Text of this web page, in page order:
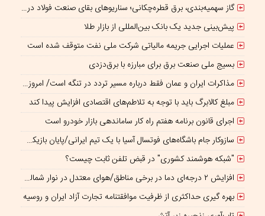
گاز سهمیه‌بندی، برق قطره‌چکانی؛ سناریوهای بقای صنعت فولاد در برزخ ناترازی و ریسک‌های ژئوپلیتیک
پیش‌بینی جدید یک بانک بین‌المللی از بازار طلا
عملیات اجرایی جریمه مالیاتی شرکت ملی نفت متوقف شده است
بسیج ملی صنعت برق برای مبارزه با برق‌دزدی
مذاکرات ایران و عمان فقط درباره مسیر تردد در تنگه است/ امروز جایگاه بازدارندگی تنگه هرمز از بمب اتم هم بالاتر است
مبلغ کالابرگ باید با توجه به تلاطم‌های اقتصادی افزایش پیدا کند
اجرای قانون برنامه هفتم راه کار ساماندهی بازار خودرو است
سازوکار جام باشگاه‌های فوتسال آسیا با یک تیم ایرانی/پایان بازیکن قرضی؟
"شبکه هوشمند کشوری" در قبض تلفن ثابت چیست؟
افزایش ۲ درجه‌ای دما در برخی مناطق/هوای معتدل در نوار شمالی ایران
بهره گیری حداکثری از ظرفیت موافقتنامه تجارت آزاد ایران و روسیه